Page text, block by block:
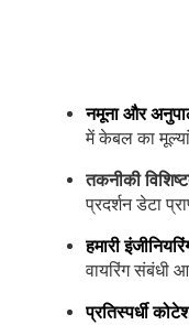
नमूना और
में केबल का
तकनीकी
प्रदर्शन डेटा
हमारी
वायरिंग संबंधी
प्रतिस्पर्धी